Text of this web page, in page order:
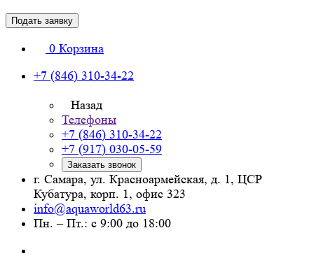
Подать заявку
0 Корзина
+7 (846) 310-34-22
Назад
Телефоны
+7 (846) 310-34-22
+7 (917) 030-05-59
Заказать звонок
г. Самара, ул. Красноармейская, д. 1, ЦСР
Кубатура, корп. 1, офис 323
info@aquaworld63.ru
Пн. – Пт.: с 9:00 до 18:00